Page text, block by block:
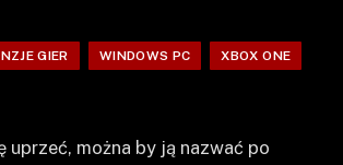
GIER WINDOWS PC XBOX ONE
można by ją nazwać po